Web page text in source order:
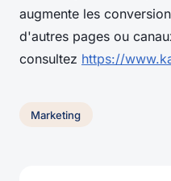
augmente les
d'autres pages ou
consultez https://
Marketing